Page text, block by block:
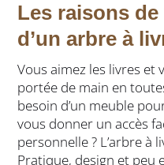
Les raisons
d’un arbre à
Vous aimez les livres et
portée de main en
besoin d’un meuble
vous donner un accès
personnelle ? L’arbre à
Pratique, design et peu